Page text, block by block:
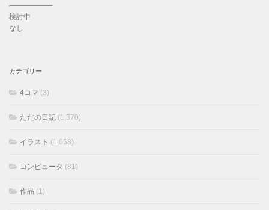
——————
検討中
なし
カテゴリー
4コマ (3)
ただの日記 (1,370)
イラスト (1,058)
コンピュータ (81)
作品 (1)